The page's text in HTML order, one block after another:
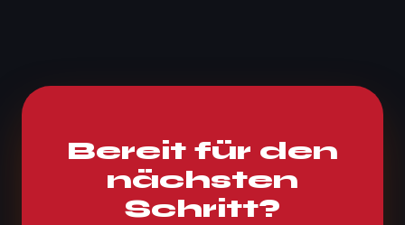
Bereit für den
nächsten
Schritt?